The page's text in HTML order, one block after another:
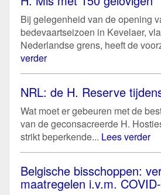
Bij gelegenheid van de opening
bedevaartseizoen in Kevelaer,
Nederlandse grens, heeft de
verder
NRL: de H. Reserve
Wat moet er gebeuren met de
van de geconsacreerde H.
strikt beperkende... Lees verder
Belgische bisschoppen:
maatregelen i.v.m.